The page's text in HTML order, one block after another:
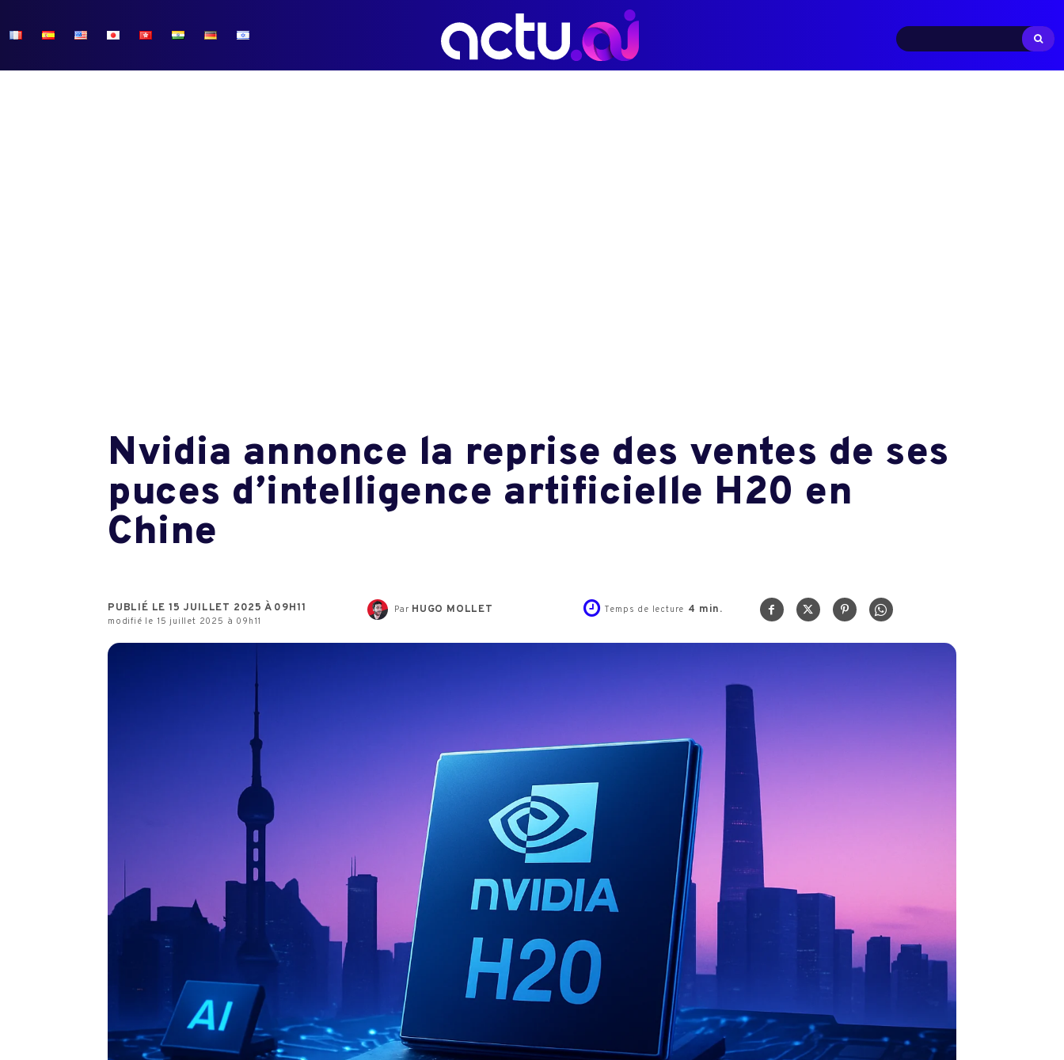
Nvidia annonce la reprise des ventes de ses
puces d’intelligence artificielle H20 en
Chine
PUBLIÉ LE 15 JUILLET 2025 À 09H11
modifié le 15 juillet 2025 à 09h11
Par HUGO MOLLET Temps de lecture 4 min.